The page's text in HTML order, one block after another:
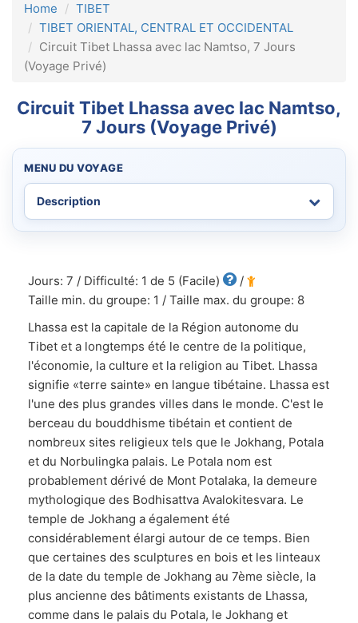
Home
TIBET
TIBET ORIENTAL, CENTRAL ET OCCIDENTAL
Circuit Tibet Lhassa avec lac Namtso, 7 Jours
(Voyage Privé)
Circuit Tibet Lhassa avec lac Namtso,
7 Jours (Voyage Privé)
MENU DU VOYAGE
Jours: 7 / Difficulté: 1 de 5 (Facile)
/
Taille min. du groupe: 1 / Taille max. du groupe: 8
Lhassa est la capitale de la Région autonome du
Tibet et a longtemps été le centre de la politique,
l'économie, la culture et la religion au Tibet. Lhassa
signifie «terre sainte» en langue tibétaine. Lhassa est
l'une des plus grandes villes dans le monde. C'est le
berceau du bouddhisme tibétain et contient de
nombreux sites religieux tels que le Jokhang, Potala
et du Norbulingka palais. Le Potala nom est
probablement dérivé de Mont Potalaka, la demeure
mythologique des Bodhisattva Avalokitesvara. Le
temple de Jokhang a également été
considérablement élargi autour de ce temps. Bien
que certaines des sculptures en bois et les linteaux
de la date du temple de Jokhang au 7ème siècle, la
plus ancienne des bâtiments existants de Lhassa,
comme dans le palais du Potala, le Jokhang et